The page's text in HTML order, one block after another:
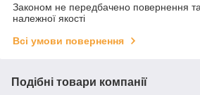
Законом не передбачено повернення
належної якості
Всі умови повернення
Подібні товари компанії